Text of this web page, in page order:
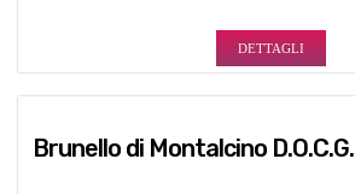
DETTAGLI
Brunello di Montalcino D.O.C.G.